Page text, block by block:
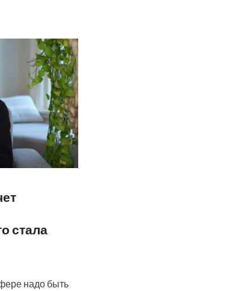
стала
надо быть